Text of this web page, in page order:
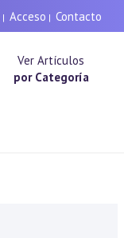
| Acceso | Contacto
Ver Artículos
por Categoría